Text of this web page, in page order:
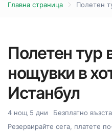
Главна страница Полетен
Полетен тур
нощувки в
Истанбул
4 нощ 5 дни
Безплатно
Резервирайте сега, платете